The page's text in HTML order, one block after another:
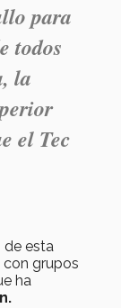
para
todos
la
el Tec
de esta
grupos
ha